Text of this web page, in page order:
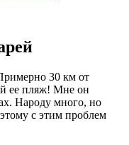
30 км от
ее пляж! Мне он
Народу много, но
с этим проблем